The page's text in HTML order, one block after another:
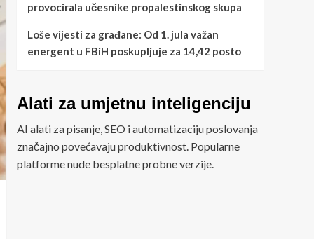
provocirala učesnike propalestinskog skupa
Loše vijesti za građane: Od 1. jula važan
energent u FBiH poskupljuje za 14,42 posto
Alati za umjetnu inteligenciju
AI alati za pisanje, SEO i automatizaciju poslovanja
značajno povećavaju produktivnost. Popularne
platforme nude besplatne probne verzije.